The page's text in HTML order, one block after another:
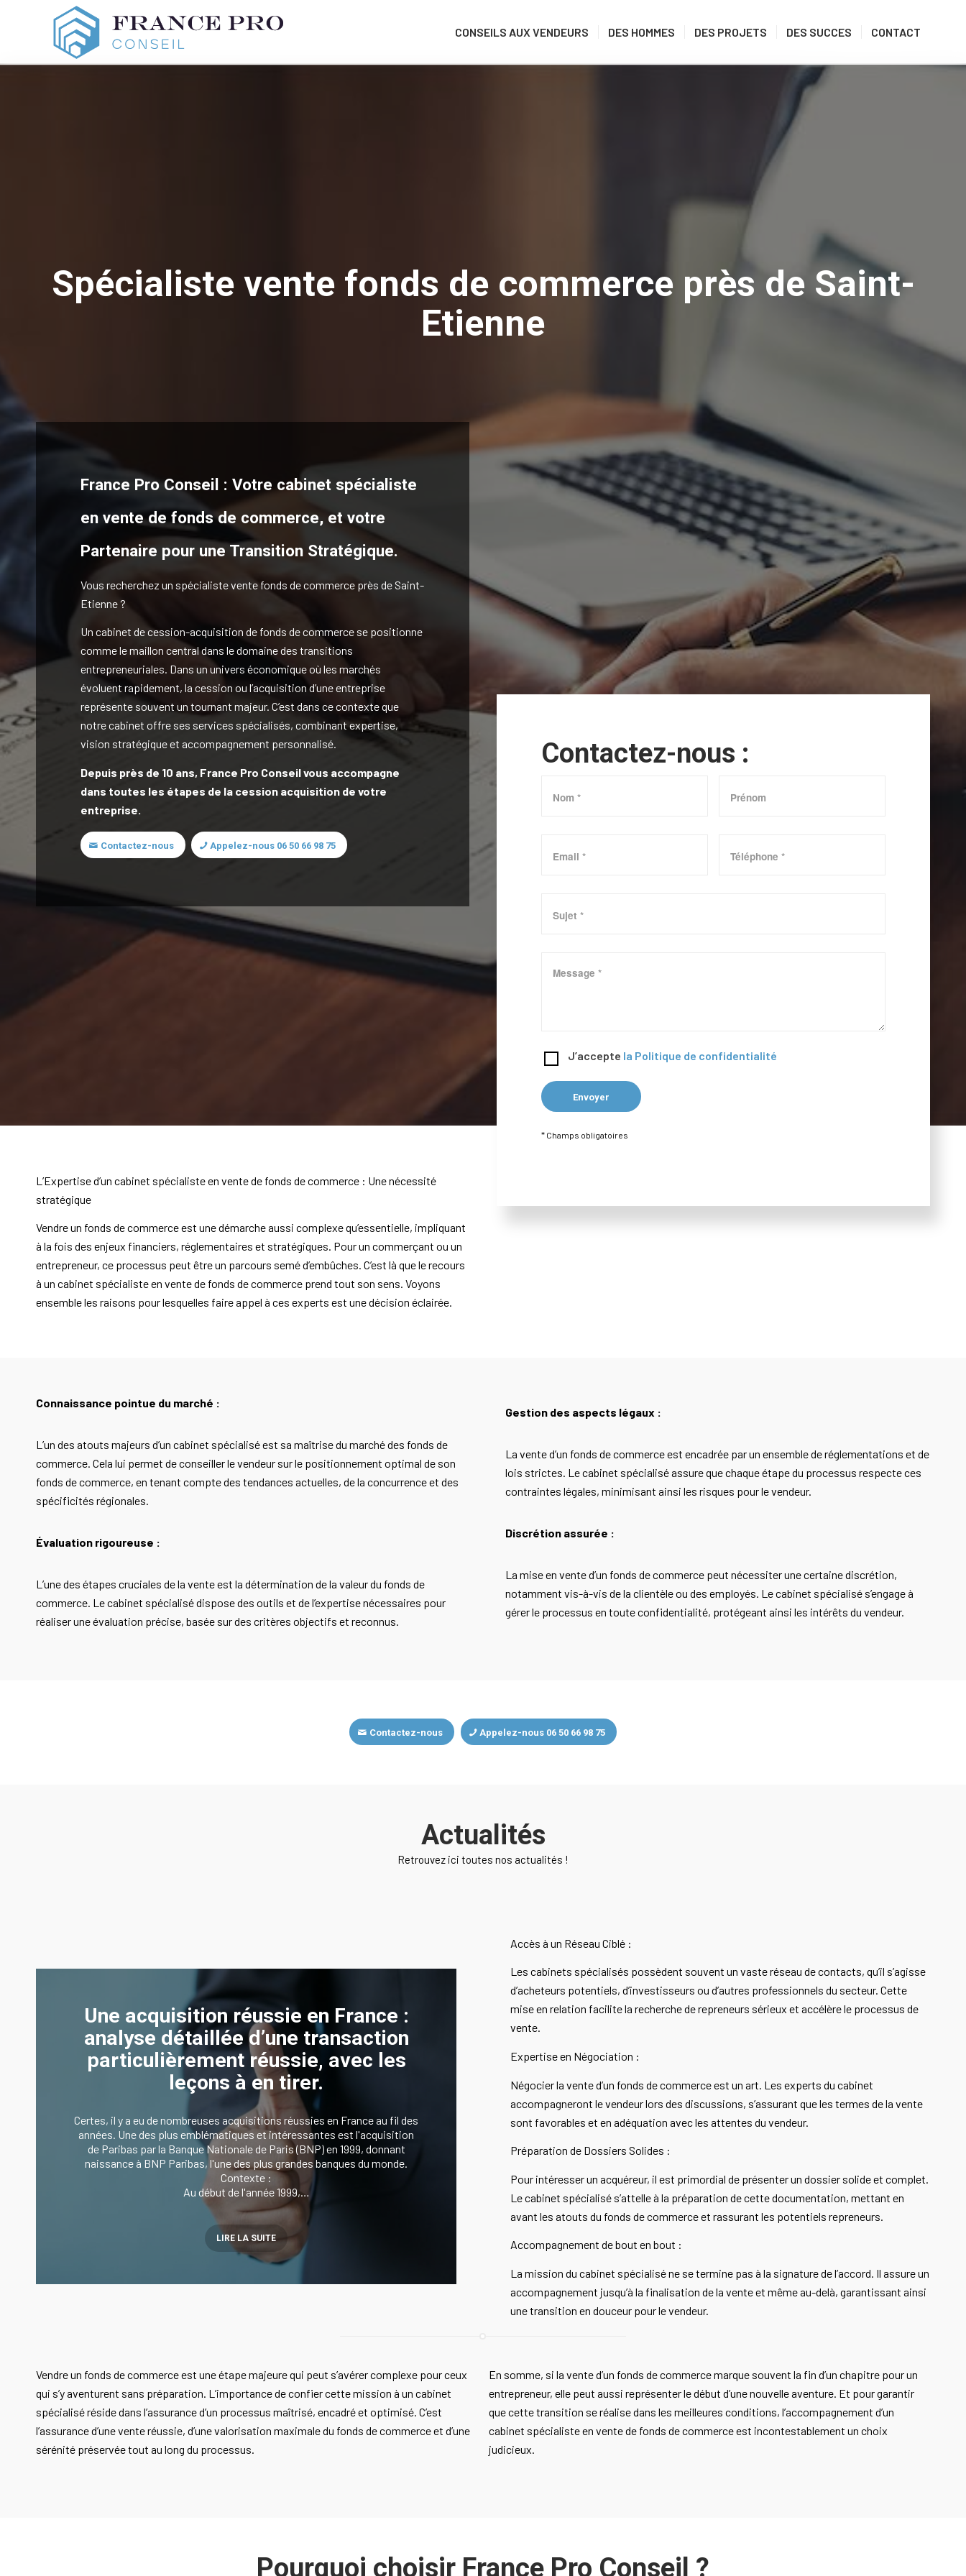
CONSEILS AUX VENDEURS DES HOMMES DES PROJETS DES SUCCES CONTACT
Spécialiste vente fonds de commerce près de Saint-
Etienne
France Pro Conseil : Votre cabinet spécialiste
en vente de fonds de commerce, et votre
Partenaire pour une Transition Stratégique.
Vous recherchez un spécialiste vente fonds de commerce près de Saint-
Etienne ?
Un cabinet de cession-acquisition de fonds de commerce se positionne
comme le maillon central dans le domaine des transitions
entrepreneuriales. Dans un univers économique où les marchés
évoluent rapidement, la cession ou l’acquisition d’une entreprise
représente souvent un tournant majeur. C’est dans ce contexte que
notre cabinet offre ses services spécialisés, combinant expertise,
vision stratégique et accompagnement personnalisé.
Depuis près de 10 ans, France Pro Conseil vous accompagne
dans toutes les étapes de la cession acquisition de votre
entreprise.
Contactez-nous Appelez-nous 06 50 66 98 75
L’Expertise d’un cabinet spécialiste en vente de fonds de commerce : Une nécessité
stratégique
Vendre un fonds de commerce est une démarche aussi complexe qu’essentielle, impliquant
à la fois des enjeux financiers, réglementaires et stratégiques. Pour un commerçant ou un
entrepreneur, ce processus peut être un parcours semé d’embûches. C’est là que le recours
à un cabinet spécialiste en vente de fonds de commerce prend tout son sens. Voyons
ensemble les raisons pour lesquelles faire appel à ces experts est une décision éclairée.
Contactez-nous :
J’accepte la Politique de confidentialité
* Champs obligatoires
Connaissance pointue du marché :
L’un des atouts majeurs d’un cabinet spécialisé est sa maîtrise du marché des fonds de
commerce. Cela lui permet de conseiller le vendeur sur le positionnement optimal de son
fonds de commerce, en tenant compte des tendances actuelles, de la concurrence et des
spécificités régionales.
Évaluation rigoureuse :
L’une des étapes cruciales de la vente est la détermination de la valeur du fonds de
commerce. Le cabinet spécialisé dispose des outils et de l’expertise nécessaires pour
réaliser une évaluation précise, basée sur des critères objectifs et reconnus.
Gestion des aspects légaux :
La vente d’un fonds de commerce est encadrée par un ensemble de réglementations et de
lois strictes. Le cabinet spécialisé assure que chaque étape du processus respecte ces
contraintes légales, minimisant ainsi les risques pour le vendeur.
Discrétion assurée :
La mise en vente d’un fonds de commerce peut nécessiter une certaine discrétion,
notamment vis-à-vis de la clientèle ou des employés. Le cabinet spécialisé s’engage à
gérer le processus en toute confidentialité, protégeant ainsi les intérêts du vendeur.
Contactez-nous Appelez-nous 06 50 66 98 75
Actualités
Retrouvez ici toutes nos actualités !
Une acquisition réussie en France :
analyse détaillée d’une transaction
particulièrement réussie, avec les
leçons à en tirer.
Certes, il y a eu de nombreuses acquisitions réussies en France au fil des
années. Une des plus emblématiques et intéressantes est l'acquisition
de Paribas par la Banque Nationale de Paris (BNP) en 1999, donnant
naissance à BNP Paribas, l'une des plus grandes banques du monde.
Contexte :
Au début de l'année 1999,…
LIRE LA SUITE
Accès à un Réseau Ciblé :
Les cabinets spécialisés possèdent souvent un vaste réseau de contacts, qu’il s’agisse
d’acheteurs potentiels, d’investisseurs ou d’autres professionnels du secteur. Cette
mise en relation facilite la recherche de repreneurs sérieux et accélère le processus de
vente.
Expertise en Négociation :
Négocier la vente d’un fonds de commerce est un art. Les experts du cabinet
accompagneront le vendeur lors des discussions, s’assurant que les termes de la vente
sont favorables et en adéquation avec les attentes du vendeur.
Préparation de Dossiers Solides :
Pour intéresser un acquéreur, il est primordial de présenter un dossier solide et complet.
Le cabinet spécialisé s’attelle à la préparation de cette documentation, mettant en
avant les atouts du fonds de commerce et rassurant les potentiels repreneurs.
Accompagnement de bout en bout :
La mission du cabinet spécialisé ne se termine pas à la signature de l’accord. Il assure un
accompagnement jusqu’à la finalisation de la vente et même au-delà, garantissant ainsi
une transition en douceur pour le vendeur.
Vendre un fonds de commerce est une étape majeure qui peut s’avérer complexe pour ceux
qui s’y aventurent sans préparation. L’importance de confier cette mission à un cabinet
spécialisé réside dans l’assurance d’un processus maîtrisé, encadré et optimisé. C’est
l’assurance d’une vente réussie, d’une valorisation maximale du fonds de commerce et d’une
sérénité préservée tout au long du processus.
En somme, si la vente d’un fonds de commerce marque souvent la fin d’un chapitre pour un
entrepreneur, elle peut aussi représenter le début d’une nouvelle aventure. Et pour garantir
que cette transition se réalise dans les meilleures conditions, l’accompagnement d’un
cabinet spécialiste en vente de fonds de commerce est incontestablement un choix
judicieux.
Pourquoi choisir France Pro Conseil ?